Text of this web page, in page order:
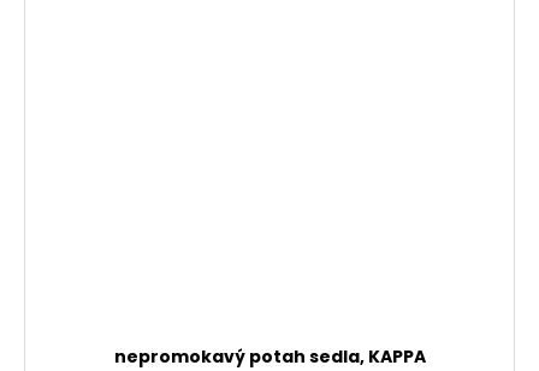
nepromokavý potah sedla, KAPPA